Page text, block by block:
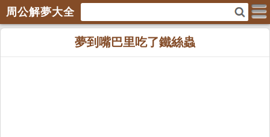
周公解夢大全
夢到嘴巴里吃了鐵絲蟲